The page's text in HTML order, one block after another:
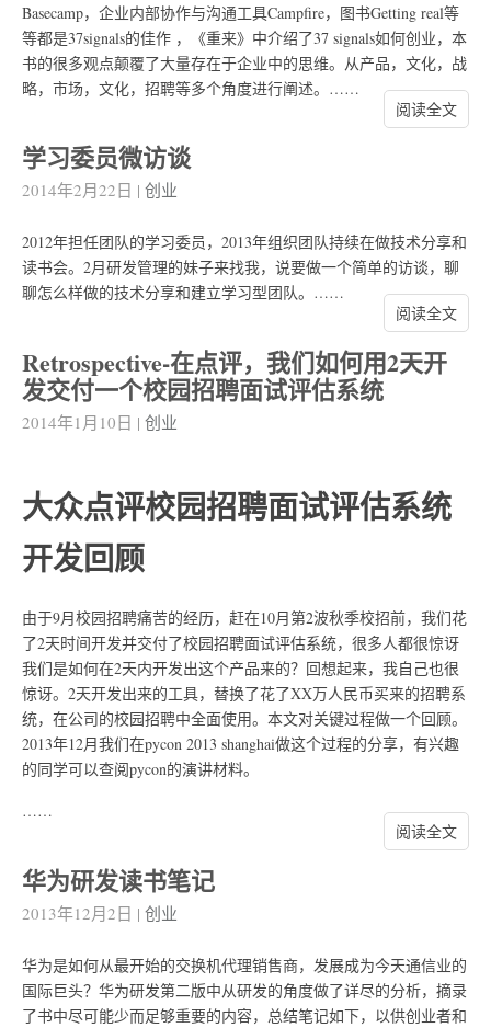
Basecamp，企业内部协作与沟通工具Campfire，图书Getting real等
等都是37signals的佳作 ，《重来》中介绍了37 signals如何创业，本
书的很多观点颠覆了大量存在于企业中的思维。从产品，文化，战
略，市场，文化，招聘等多个角度进行阐述。……
阅读全文
学习委员微访谈
2014年2月22日 | 创业
2012年担任团队的学习委员，2013年组织团队持续在做技术分享和
读书会。2月研发管理的妹子来找我，说要做一个简单的访谈，聊
聊怎么样做的技术分享和建立学习型团队。……
阅读全文
Retrospective-在点评，我们如何用2天开
发交付一个校园招聘面试评估系统
2014年1月10日 | 创业
大众点评校园招聘面试评估系统
开发回顾
由于9月校园招聘痛苦的经历，赶在10月第2波秋季校招前，我们花
了2天时间开发并交付了校园招聘面试评估系统，很多人都很惊讶
我们是如何在2天内开发出这个产品来的？回想起来，我自己也很
惊讶。2天开发出来的工具，替换了花了XX万人民币买来的招聘系
统，在公司的校园招聘中全面使用。本文对关键过程做一个回顾。
2013年12月我们在pycon 2013 shanghai做这个过程的分享，有兴趣
的同学可以查阅pycon的演讲材料。
……
阅读全文
华为研发读书笔记
2013年12月2日 | 创业
华为是如何从最开始的交换机代理销售商，发展成为今天通信业的
国际巨头？华为研发第二版中从研发的角度做了详尽的分析，摘录
了书中尽可能少而足够重要的内容，总结笔记如下，以供创业者和